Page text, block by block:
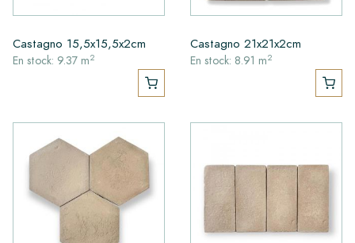
Castagno 15,5x15,5x2cm
En stock: 9.37 m2
Castagno 21x21x2cm
En stock: 8.91 m2